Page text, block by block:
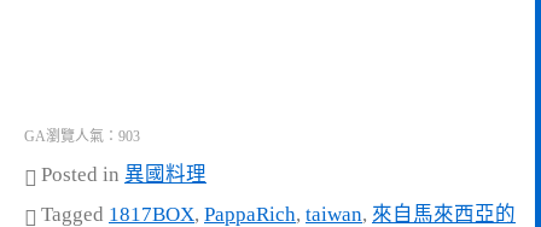
GA瀏覽人氣：903
Posted in 異國料理
Tagged 1817BOX, PappaRich, taiwan, 來自馬來西亞的